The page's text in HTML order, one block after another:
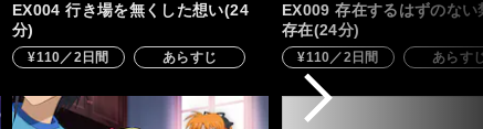
EX004 行き場を無くした想い(24
分)
¥110／2日間 あらすじ
EX009 存在するはずのない
存在(24分)
¥110／2日間 あらす